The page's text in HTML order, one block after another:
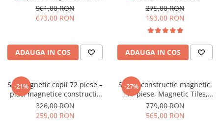
multicolore & pastel de forme
geometrice diferite, 2D, 3D
961,00 RON
673,00 RON
ADAUGA IN COS
275,00 RON
193,00 RON
ADAUGA IN COS
-21%
Set magnetic copii 72 piese –
placi magnetice constructie
2D 3D
326,00 RON
259,00 RON
-27%
Set de constructie magnetic,
177 piese, Magnetic Tiles,
Multicolor de forme
geometrice diferite, 2D, 3D
779,00 RON
565,00 RON